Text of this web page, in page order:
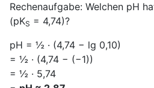
Rechenaufgabe: Welchen pH
(pKS = 4,74)?
pH = ½ · (4,74 − lg 0,10)
= ½ · (4,74 − (−1))
= ½ · 5,74